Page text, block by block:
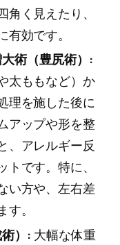
く見えたり、
効です。
術（豊尻術）:
太ももなど）か
理を施した後に
アップや形を整
、アレルギー反
です。特に、
い方や、左右差
。
）: 大幅な体重